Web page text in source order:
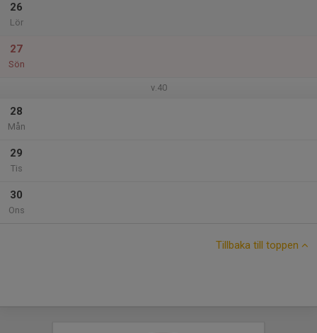
26
Lör
27
Sön
v.40
28
Mån
29
Tis
30
Ons
Tillbaka till toppen